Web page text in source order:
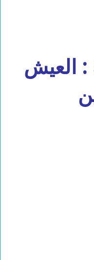
: العيش